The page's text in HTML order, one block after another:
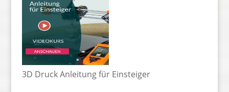
3D Druck Anleitung für Einsteiger